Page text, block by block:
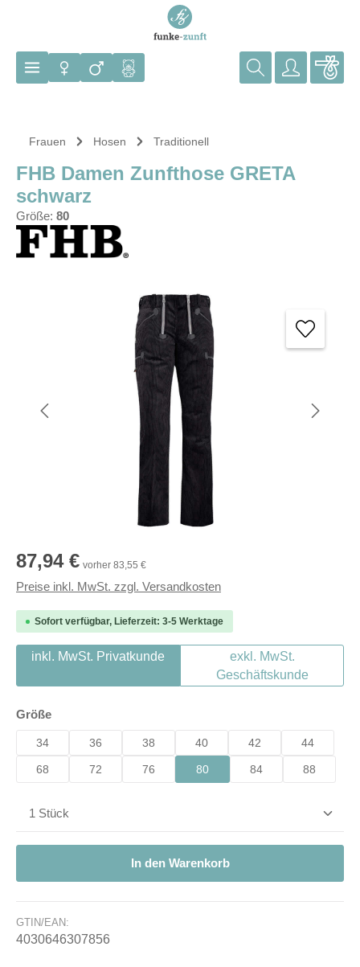
Frauen Hosen Traditionell
FHB Damen Zunfthose GRETA
schwarz
Größe: 80
Regulärer Preis:
87,94 € vorher 83,55 €
Preise inkl. MwSt. zzgl. Versandkosten
Sofort verfügbar, Lieferzeit: 3-5 Werktage
inkl. MwSt. Privatkunde
exkl. MwSt.
Geschäftskunde
Größeauswählen
34 36 38 40 42 44
68 72 76 80 84 88
Produkt Anzahl: Gib den gewünschten Wert ein
In den Warenkorb
GTIN/EAN:
4030646307856